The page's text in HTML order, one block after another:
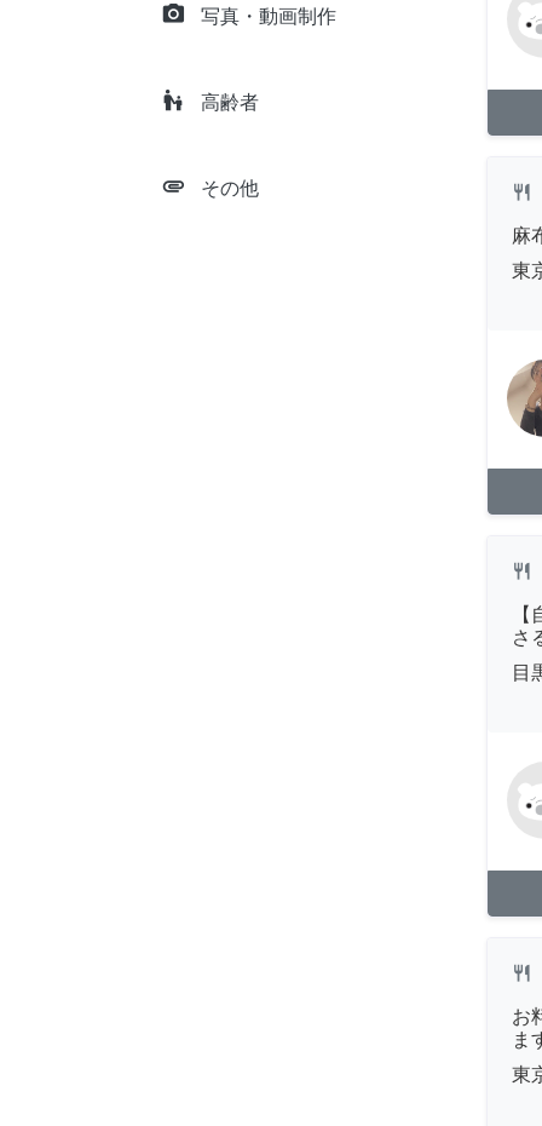
camera_alt 写真・動画制作
escalator_warning 高齢者
attachment その他 restaurant
麻
東
restaurant
さ
目
restaurant
お
ま
東